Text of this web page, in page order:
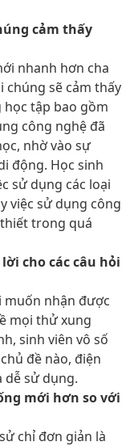
cảm thấy
nhanh hơn cha
chúng sẽ cảm thấy
tập bao gồm
công nghệ đã
nhờ vào sự
động. Học sinh
sử dụng các loại
việc sử dụng công
trong quá
cho các câu hỏi
nhận được
mọi thử xung
sinh viên vô số
đề nào, điện
dễ sử dụng.
mới hơn so với
chỉ đơn giản là